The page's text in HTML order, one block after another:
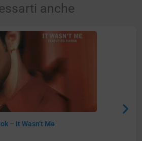
anche
– It Wasn’t Me